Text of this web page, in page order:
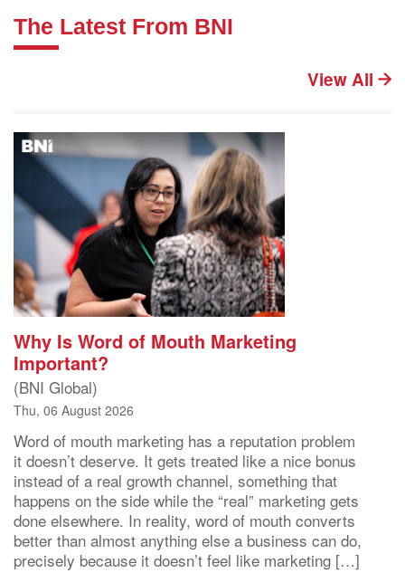
The Latest From BNI
View All
Why Is Word of Mouth Marketing
Important?
(BNI Global)
Thu, 06 August 2026
Word of mouth marketing has a reputation problem
it doesn’t deserve. It gets treated like a nice bonus
instead of a real growth channel, something that
happens on the side while the “real” marketing gets
done elsewhere. In reality, word of mouth converts
better than almost anything else a business can do,
precisely because it doesn’t feel like marketing […]